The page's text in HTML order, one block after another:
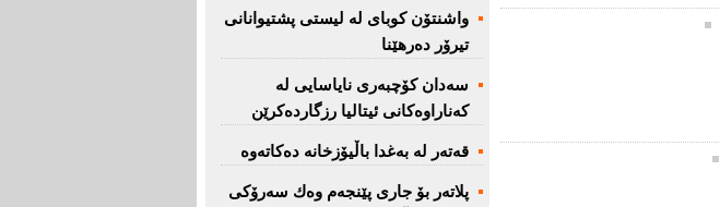
واشنتۆن كوبای لە لیستی پشتیوانانی
تیرۆر دەرهێنا
سەدان كۆچبەری نایاسایی لە
كەناراوەكانی ئیتالیا رزگاردەكرێن
قەتەر لە بەغدا باڵیۆزخانە دەكاتەوە
پلاتەر بۆ جاری پێنجەم وەك سەرۆكی